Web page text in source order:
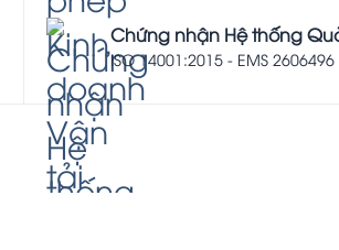
Chứng nhận Hệ thống
ISO 14001:2015 - EMS 2606496